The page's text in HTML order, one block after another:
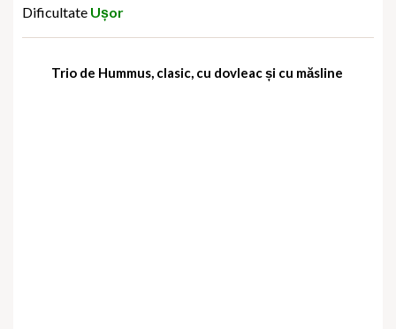
Dificultate Ușor
Trio de Hummus, clasic, cu dovleac și cu măsline